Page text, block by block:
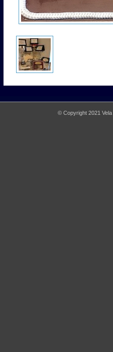
© Copyright 2021